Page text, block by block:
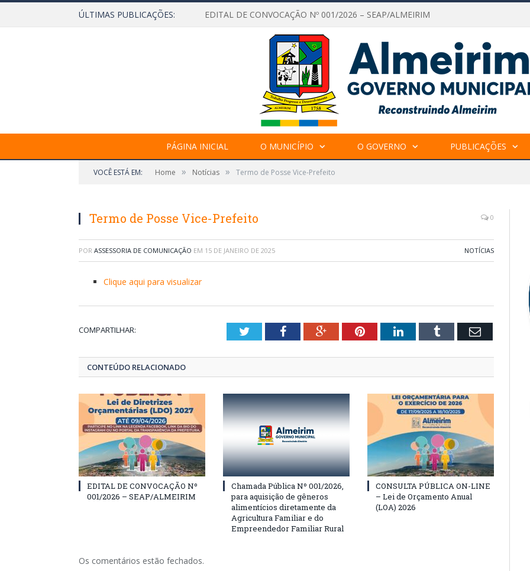
ÚLTIMAS PUBLICAÇÕES: EDITAL DE CONVOCAÇÃO Nº 001/2026 – SEAP/ALMEIRIM
PÁGINA INICIAL O MUNICÍPIO O GOVERNO PUBLICAÇÕES
VOCÊ ESTÁ EM: Home » Notícias » Termo de Posse Vice-Prefeito
Termo de Posse Vice-Prefeito 0
POR ASSESSORIA DE COMUNICAÇÃO EM 15 DE JANEIRO DE 2025 NOTÍCIAS
Clique aqui para visualizar
COMPARTILHAR: TwitterFacebookGoogle+PinterestLinkedInTumblr Email
CONTEÚDO RELACIONADO
EDITAL DE CONVOCAÇÃO Nº
001/2026 – SEAP/ALMEIRIM
Chamada Pública Nº 001/2026,
para aquisição de gêneros
alimentícios diretamente da
Agricultura Familiar e do
Empreendedor Familiar Rural
CONSULTA PÚBLICA ON-LINE
– Lei de Orçamento Anual
(LOA) 2026
Os comentários estão fechados.